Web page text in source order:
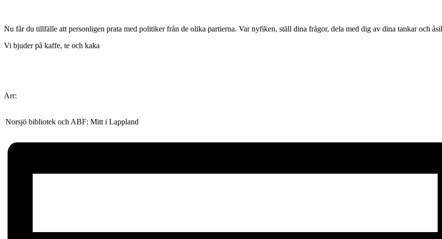
Nu får du tillfälle att personligen prata med politiker från de olika partierna. Var nyfiken, ställ dina frågor, dela med dig av dina tankar och
Vi bjuder på kaffe, te och kaka
Arr:
Norsjö bibliotek och ABF: Mitt i Lappland